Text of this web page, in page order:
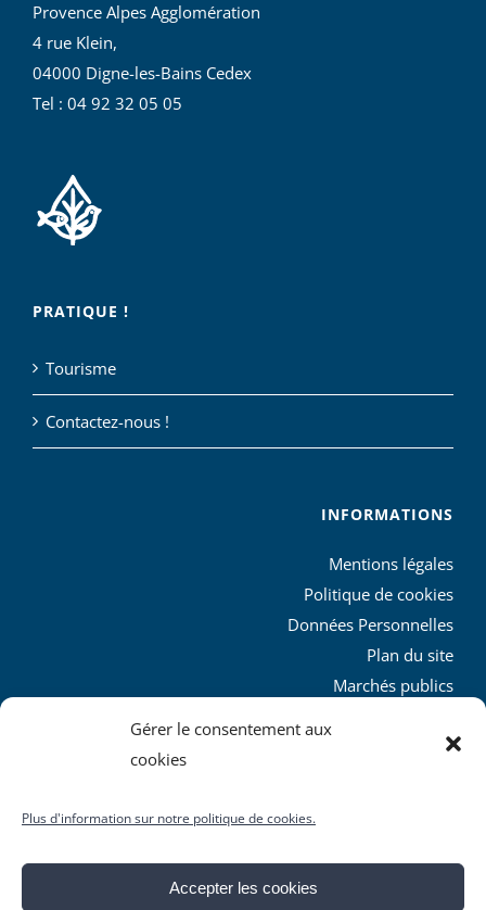
Gérer le consentement aux
cookies
Plus d'information sur notre politique de cookies.
Accepter les cookies
Provence Alpes Agglomération
4 rue Klein,
04000 Digne-les-Bains Cedex
Tel : 04 92 32 05 05
PRATIQUE !
Tourisme
Contactez-nous !
INFORMATIONS
Mentions légales
Politique de cookies
Données Personnelles
Plan du site
Marchés publics
L’agglo recrute